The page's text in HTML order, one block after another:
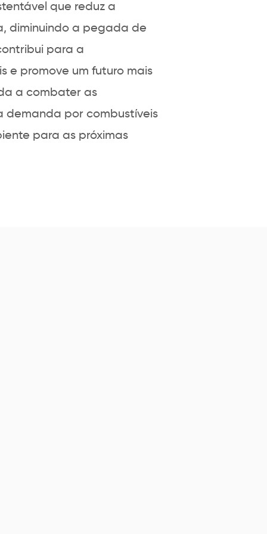
que reduz a
diminuindo a pegada de
para a
e promove um futuro mais
a combater as
demanda por combustíveis
para as próximas